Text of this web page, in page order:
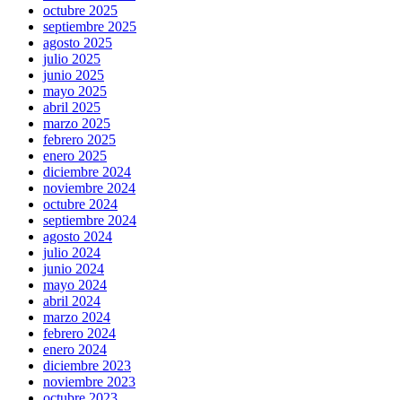
octubre 2025
septiembre 2025
agosto 2025
julio 2025
junio 2025
mayo 2025
abril 2025
marzo 2025
febrero 2025
enero 2025
diciembre 2024
noviembre 2024
octubre 2024
septiembre 2024
agosto 2024
julio 2024
junio 2024
mayo 2024
abril 2024
marzo 2024
febrero 2024
enero 2024
diciembre 2023
noviembre 2023